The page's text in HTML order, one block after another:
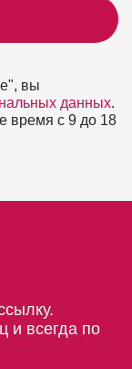
вы
данных.
время с 9 до 18
и всегда по